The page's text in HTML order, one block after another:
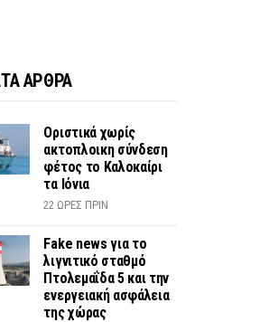
ΑΡΘΡΑ
Οριστικά χωρίς
ακτοπλοικη σύνδεση
φέτος το Καλοκαίρι
τα Ιόνια
22 ΏΡΕΣ ΠΡΙΝ
Fake news για το
λιγνιτικό σταθμό
Πτολεμαΐδα 5 και την
ενεργειακή ασφάλεια
της χώρας